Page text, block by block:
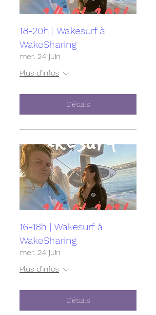
18-20h | Wakesurf à
WakeSharing
mer. 24 juin
Plus d'infos
Détails
16-18h | Wakesurf à
WakeSharing
mer. 24 juin
Plus d'infos
Détails